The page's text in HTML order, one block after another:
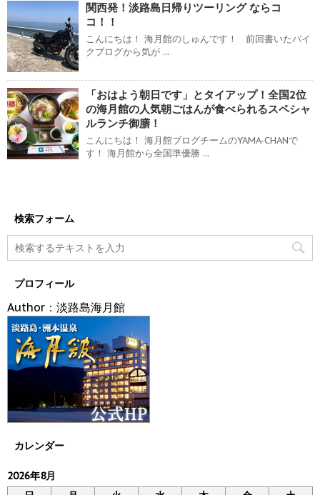
関西発！淡路島日帰りツーリング ならコ
コ！！
こんにちは！ 海月館のしゅんです！ 前回書いたバイ
クブログから気が ...
「おはよう朝日です」とタイアップ！全国2位
の海月館の人気朝ごはんが食べられるスペシャ
ルランチ御膳！
こんにちは！ 海月館ブログチームのYAMA-CHANで
す！ 海月館から全国準優勝 ...
検索フォーム
プロフィール
Author：淡路島海月館
カレンダー
2026年8月